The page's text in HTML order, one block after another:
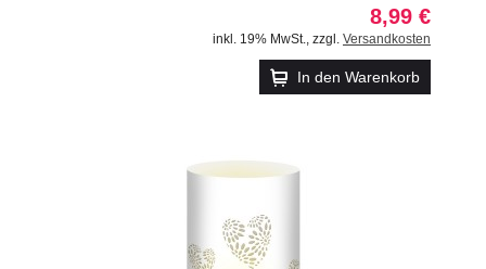
8,99 €
inkl. 19% MwSt. zzgl. Versandkosten
In den Warenkorb